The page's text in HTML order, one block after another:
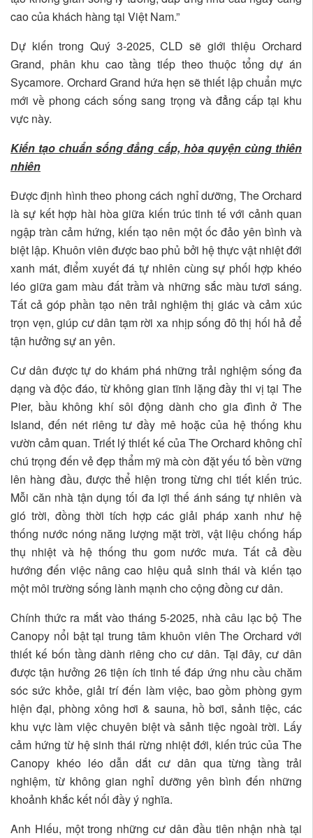
cao của khách hàng tại Việt Nam.”
Dự kiến trong Quý 3-2025, CLD sẽ giới thiệu Orchard
Grand, phân khu cao tầng tiếp theo thuộc tổng dự án
Sycamore. Orchard Grand hứa hẹn sẽ thiết lập chuẩn mực
mới về phong cách sống sang trọng và đẳng cấp tại khu
vực này.
Kiến tạo chuẩn sống đẳng cấp, hòa quyện cùng thiên
nhiên
Được định hình theo phong cách nghỉ dưỡng, The Orchard
là sự kết hợp hài hòa giữa kiến trúc tinh tế với cảnh quan
ngập tràn cảm hứng, kiến tạo nên một ốc đảo yên bình và
biệt lập. Khuôn viên được bao phủ bởi hệ thực vật nhiệt đới
xanh mát, điểm xuyết đá tự nhiên cùng sự phối hợp khéo
léo giữa gam màu đất trầm và những sắc màu tươi sáng.
Tất cả góp phần tạo nên trải nghiệm thị giác và cảm xúc
trọn vẹn, giúp cư dân tạm rời xa nhịp sống đô thị hối hả để
tận hưởng sự an yên.
Cư dân được tự do khám phá những trải nghiệm sống đa
dạng và độc đáo, từ không gian tĩnh lặng đầy thi vị tại The
Pier, bầu không khí sôi động dành cho gia đình ở The
Island, đến nét riêng tư đầy mê hoặc của hệ thống khu
vườn cảm quan. Triết lý thiết kế của The Orchard không chỉ
chú trọng đến vẻ đẹp thẩm mỹ mà còn đặt yếu tố bền vững
lên hàng đầu, được thể hiện trong từng chi tiết kiến trúc.
Mỗi căn nhà tận dụng tối đa lợi thế ánh sáng tự nhiên và
gió trời, đồng thời tích hợp các giải pháp xanh như hệ
thống nước nóng năng lượng mặt trời, vật liệu chống hấp
thụ nhiệt và hệ thống thu gom nước mưa. Tất cả đều
hướng đến việc nâng cao hiệu quả sinh thái và kiến tạo
một môi trường sống lành mạnh cho cộng đồng cư dân.
Chính thức ra mắt vào tháng 5-2025, nhà câu lạc bộ The
Canopy nổi bật tại trung tâm khuôn viên The Orchard với
thiết kế bốn tầng dành riêng cho cư dân. Tại đây, cư dân
được tận hưởng 26 tiện ích tinh tế đáp ứng nhu cầu chăm
sóc sức khỏe, giải trí đến làm việc, bao gồm phòng gym
hiện đại, phòng xông hơi & sauna, hồ bơi, sảnh tiệc, các
khu vực làm việc chuyên biệt và sảnh tiệc ngoài trời. Lấy
cảm hứng từ hệ sinh thái rừng nhiệt đới, kiến trúc của The
Canopy khéo léo dẫn dắt cư dân qua từng tầng trải
nghiệm, từ không gian nghỉ dưỡng yên bình đến những
khoảnh khắc kết nối đầy ý nghĩa.
Anh Hiếu, một trong những cư dân đầu tiên nhận nhà tại